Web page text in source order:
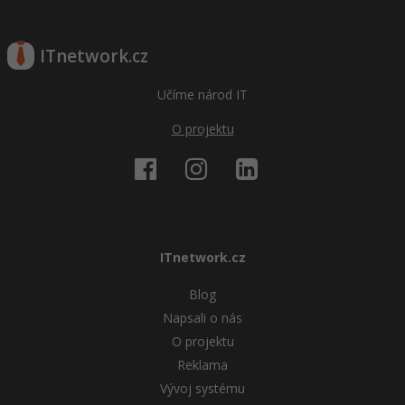
Kybernetická bezpečnost
ITnetwork.cz
Učíme národ IT
O projektu
ITnetwork.cz
Blog
Napsali o nás
O projektu
Reklama
Vývoj systému